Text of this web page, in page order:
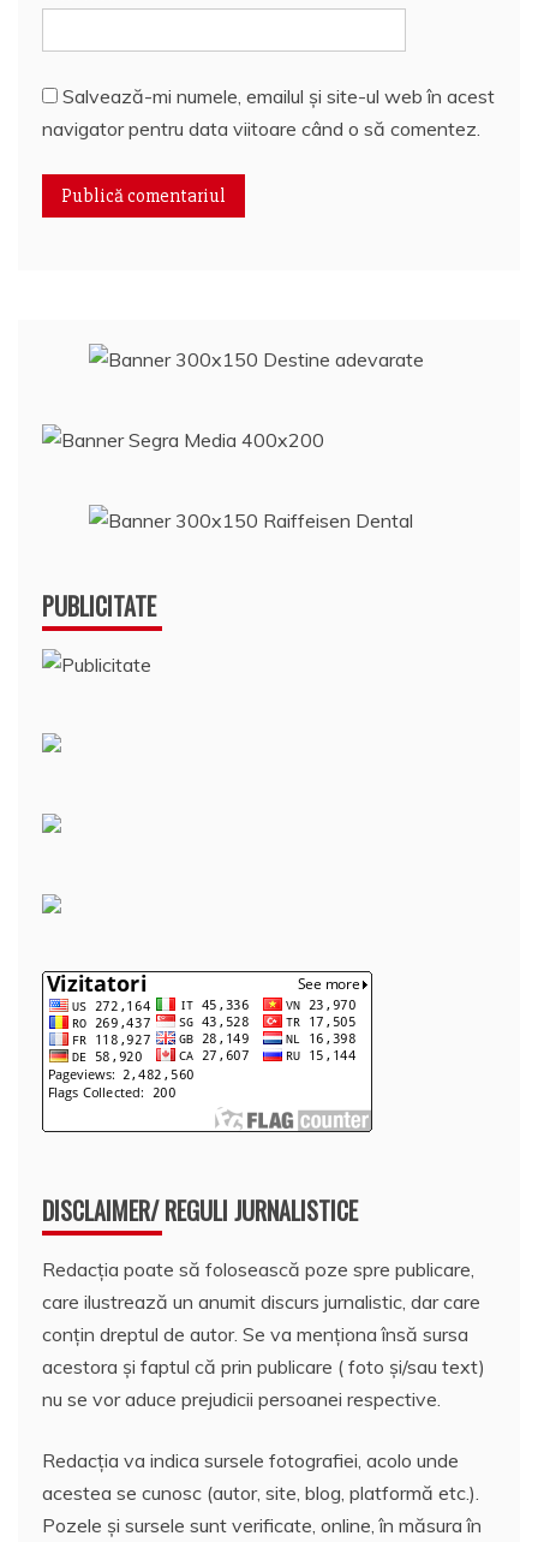
Salvează-mi numele, emailul și site-ul web în acest
navigator pentru data viitoare când o să comentez.
PUBLICITATE
DISCLAIMER/ REGULI JURNALISTICE
Redacția poate să folosească poze spre publicare,
care ilustrează un anumit discurs jurnalistic, dar care
conțin dreptul de autor. Se va menționa însă sursa
acestora și faptul că prin publicare ( foto și/sau text)
nu se vor aduce prejudicii persoanei respective.
Redacția va indica sursele fotografiei, acolo unde
acestea se cunosc (autor, site, blog, platformă etc.).
Pozele și sursele sunt verificate, online, în măsura în